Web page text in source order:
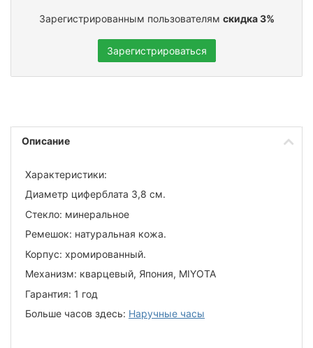
Зарегистрированным пользователям скидка 3%
Зарегистрироваться
Описание
Характеристики:
Диаметр циферблата 3,8 см.
Стекло: минеральное
Ремешок: натуральная кожа.
Корпус: хромированный.
Механизм: кварцевый, Япония, MIYOTA
Гарантия: 1 год
Больше часов здесь: Наручные часы